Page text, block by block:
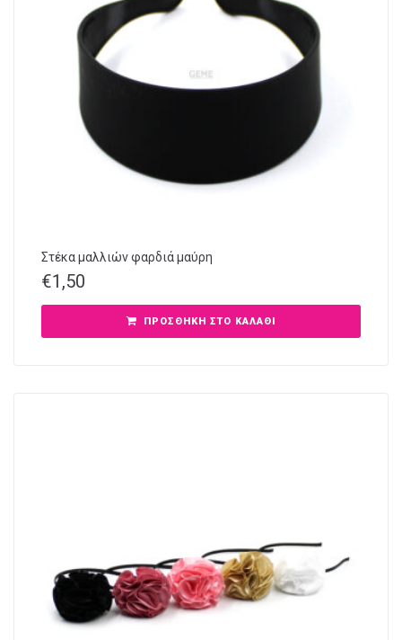
Στέκα μαλλιών φαρδιά μαύρη
€1,50
ΠΡΟΣΘΉΚΗ ΣΤΟ ΚΑΛΆΘΙ